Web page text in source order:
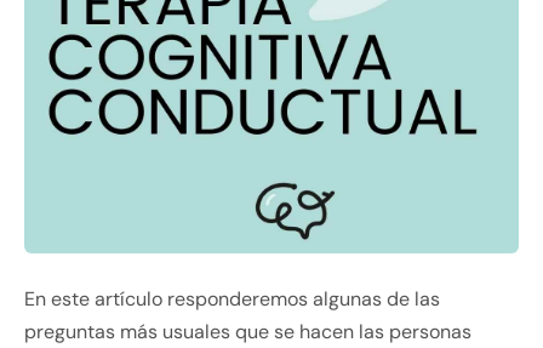
En este artículo responderemos algunas de las
preguntas más usuales que se hacen las personas